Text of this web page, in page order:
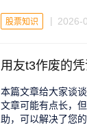
股票知识 2026-
用友t3作废的
本篇文章给大家谈
文章可能有点长，
助，可以解决了您